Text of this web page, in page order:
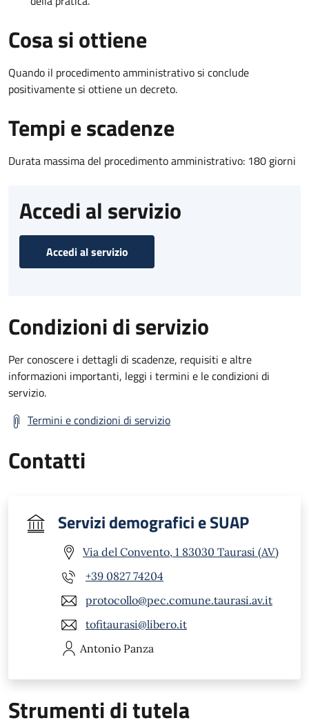
Cosa si ottiene
Quando il procedimento amministrativo si conclude
positivamente si ottiene un decreto.
Tempi e scadenze
Durata massima del procedimento amministrativo: 180 giorni
Accedi al servizio
Accedi al servizio
Condizioni di servizio
Per conoscere i dettagli di scadenze, requisiti e altre
informazioni importanti, leggi i termini e le condizioni di
servizio.
Termini e condizioni di servizio
Contatti
Servizi demografici e SUAP
Via del Convento, 1 83030 Taurasi (AV)
+39 0827 74204
protocollo@pec.comune.taurasi.av.it
tofitaurasi@libero.it
Antonio Panza
Strumenti di tutela